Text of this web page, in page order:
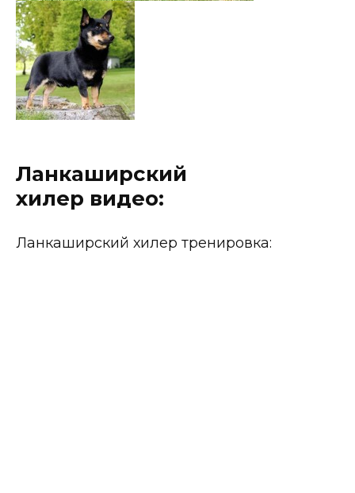
Ланкаширский
хилер видео:
Ланкаширский хилер тренировка: